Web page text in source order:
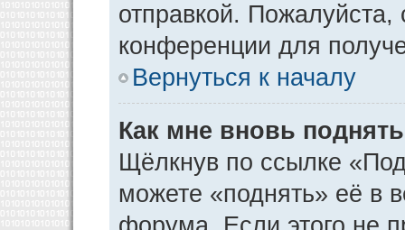
отправкой.
конференции для
Вернуться к началу
Как мне вновь
Щёлкнув по ссылке
можете «поднять» её в